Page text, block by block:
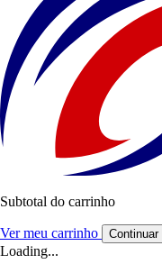
Subtotal do carrinho
Ver meu carrinho Continuar
Loading...